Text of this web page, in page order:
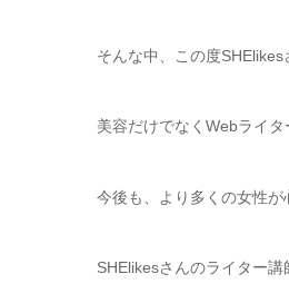
そんな中、この度
美容だけでなくWebライ
今後も、より多くの女性が
SHElikesさんのライター